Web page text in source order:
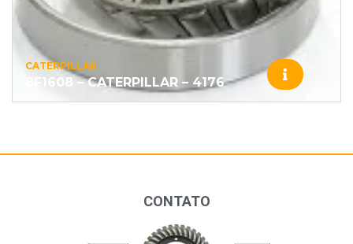
CATERPILLAR
8F1608 – CATERPILLAR – 4176
CONTATO